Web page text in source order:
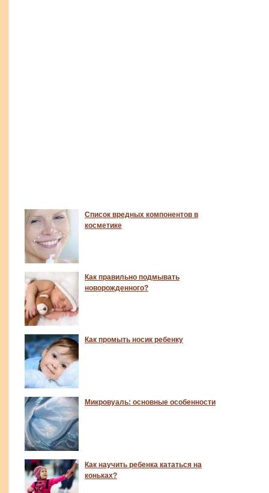
Список вредных компонентов в
косметике
Как правильно подмывать
новорожденного?
Как промыть носик ребенку
Микровуаль: основные особенности
Как научить ребенка кататься на
коньках?